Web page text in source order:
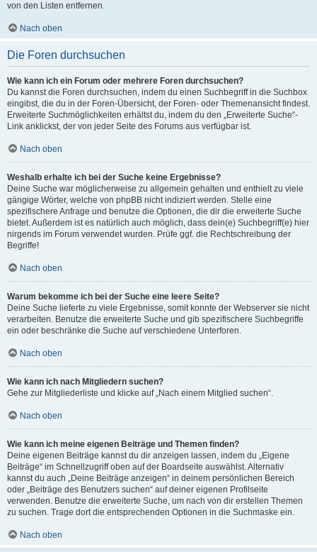
von den Listen entfernen.
Nach oben
Die Foren durchsuchen
Wie kann ich ein Forum oder mehrere Foren durchsuchen?
Du kannst die Foren durchsuchen, indem du einen Suchbegriff in die Suchbox
eingibst, die du in der Foren-Übersicht, der Foren- oder Themenansicht findest.
Erweiterte Suchmöglichkeiten erhältst du, indem du den „Erweiterte Suche“-
Link anklickst, der von jeder Seite des Forums aus verfügbar ist.
Nach oben
Weshalb erhalte ich bei der Suche keine Ergebnisse?
Deine Suche war möglicherweise zu allgemein gehalten und enthielt zu viele
gängige Wörter, welche von phpBB nicht indiziert werden. Stelle eine
spezifischere Anfrage und benutze die Optionen, die dir die erweiterte Suche
bietet. Außerdem ist es natürlich auch möglich, dass dein(e) Suchbegriff(e) hier
nirgends im Forum verwendet wurden. Prüfe ggf. die Rechtschreibung der
Begriffe!
Nach oben
Warum bekomme ich bei der Suche eine leere Seite?
Deine Suche lieferte zu viele Ergebnisse, somit konnte der Webserver sie nicht
verarbeiten. Benutze die erweiterte Suche und gib spezifischere Suchbegriffe
ein oder beschränke die Suche auf verschiedene Unterforen.
Nach oben
Wie kann ich nach Mitgliedern suchen?
Gehe zur Mitgliederliste und klicke auf „Nach einem Mitglied suchen“.
Nach oben
Wie kann ich meine eigenen Beiträge und Themen finden?
Deine eigenen Beiträge kannst du dir anzeigen lassen, indem du „Eigene
Beiträge“ im Schnellzugriff oben auf der Boardseite auswählst. Alternativ
kannst du auch „Deine Beiträge anzeigen“ in deinem persönlichen Bereich
oder „Beiträge des Benutzers suchen“ auf deiner eigenen Profilseite
verwenden. Benutze die erweiterte Suche, um nach von dir erstellen Themen
zu suchen. Trage dort die entsprechenden Optionen in die Suchmaske ein.
Nach oben